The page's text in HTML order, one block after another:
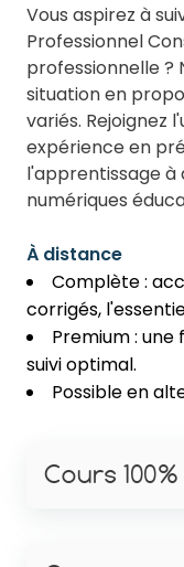
Vous aspirez à
Professionnel
professionnelle
situation en
variés. Rejoignez
expérience en
l'apprentissage à
numériques
À distance
Complète :
corrigés,
Premium :
suivi optimal.
Possible en
Cours